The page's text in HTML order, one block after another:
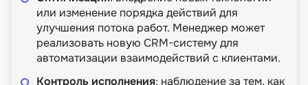
или изменение порядка действий для
улучшения потока работ. Менеджер может
реализовать новую CRM-систему для
автоматизации взаимодействий с клиентами.
Контроль исполнения: наблюдение за тем, как